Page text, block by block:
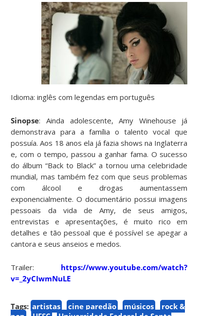
Idioma: inglês com legendas em português
Sinopse: Ainda adolescente, Amy Winehouse já
demonstrava para a família o talento vocal que
possuía. Aos 18 anos ela já fazia shows na Inglaterra
e, com o tempo, passou a ganhar fama. O sucesso
do álbum “Back to Black” a tornou uma celebridade
mundial, mas também fez com que seus problemas
com álcool e drogas aumentassem
exponencialmente. O documentário possui imagens
pessoais da vida de Amy, de seus amigos,
entrevistas e apresentações, é muito rico em
detalhes e tão pessoal que é possível se apegar a
cantora e seus anseios e medos.
Trailer: https://www.youtube.com/watch?
v=_2yCIwmNuLE
Tags: artistas cine paredão músicos
rock &